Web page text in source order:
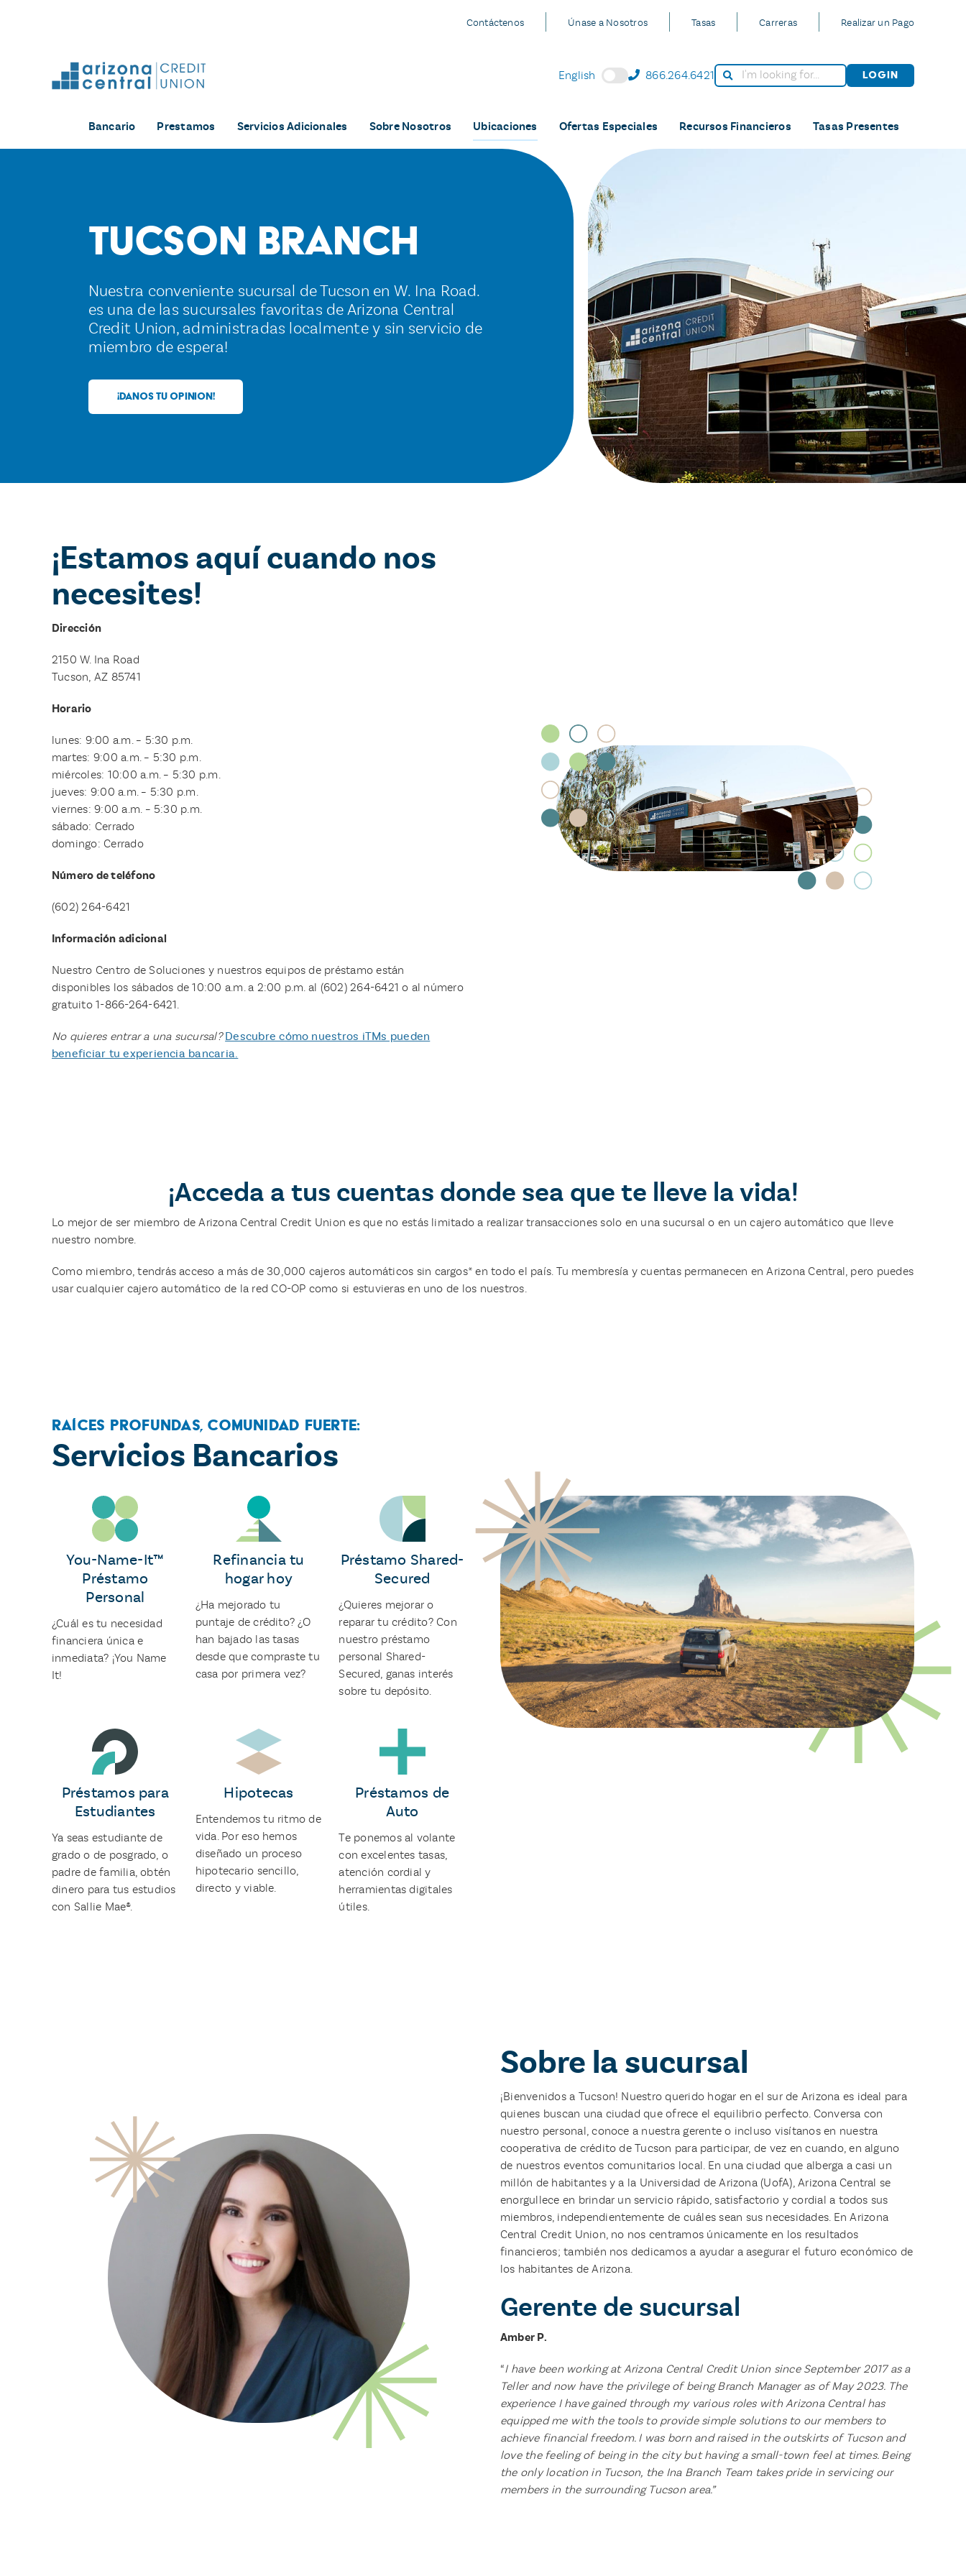
Contáctenos Únase a Nosotros Tasas Carreras Realizar un Pago
English 866.264.6421 Login
Bancario Prestamos Servicios Adicionales Sobre Nosotros Ubicaciones Ofertas Especiales Recursos Financieros Tasas Presentes
Tucson Branch
Nuestra conveniente sucursal de Tucson en W. Ina Road.
es una de las sucursales favoritas de Arizona Central
Credit Union, administradas localmente y sin servicio de
miembro de espera!
¡DANOS TU OPINION!
¡Estamos aquí cuando nos
necesites!
Dirección
2150 W. Ina Road
Tucson, AZ 85741
Horario
lunes: 9:00 a.m. – 5:30 p.m.
martes: 9:00 a.m. – 5:30 p.m.
miércoles: 10:00 a.m. – 5:30 p.m.
jueves: 9:00 a.m. – 5:30 p.m.
viernes: 9:00 a.m. – 5:30 p.m.
sábado: Cerrado
domingo: Cerrado
Número de teléfono
(602) 264-6421
Información adicional
Nuestro Centro de Soluciones y nuestros equipos de préstamo están
disponibles los sábados de 10:00 a.m. a 2:00 p.m. al (602) 264-6421 o al número
gratuito 1-866-264-6421.
No quieres entrar a una sucursal? Descubre cómo nuestros iTMs pueden
beneficiar tu experiencia bancaria.
¡Acceda a tus cuentas donde sea que te lleve la vida!
Lo mejor de ser miembro de Arizona Central Credit Union es que no estás limitado a realizar transacciones solo en una sucursal o en un cajero automático que lleve
nuestro nombre.
Como miembro, tendrás acceso a más de 30,000 cajeros automáticos sin cargos* en todo el país. Tu membresía y cuentas permanecen en Arizona Central, pero puedes
usar cualquier cajero automático de la red CO-OP como si estuvieras en uno de los nuestros.
Raíces Profundas, Comunidad Fuerte:
Servicios Bancarios
You-Name-It™
Préstamo
Personal
¿Cuál es tu necesidad
financiera única e
inmediata? ¡You Name
It!
Refinancia tu
hogar hoy
¿Ha mejorado tu
puntaje de crédito? ¿O
han bajado las tasas
desde que compraste tu
casa por primera vez?
Préstamo Shared-
Secured
¿Quieres mejorar o
reparar tu crédito? Con
nuestro préstamo
personal Shared-
Secured, ganas interés
sobre tu depósito.
Préstamos para
Estudiantes
Ya seas estudiante de
grado o de posgrado, o
padre de familia, obtén
dinero para tus estudios
con Sallie Mae®.
Hipotecas
Entendemos tu ritmo de
vida. Por eso hemos
diseñado un proceso
hipotecario sencillo,
directo y viable.
Préstamos de
Auto
Te ponemos al volante
con excelentes tasas,
atención cordial y
herramientas digitales
útiles.
Sobre la sucursal
¡Bienvenidos a Tucson! Nuestro querido hogar en el sur de Arizona es ideal para
quienes buscan una ciudad que ofrece el equilibrio perfecto. Conversa con
nuestro personal, conoce a nuestra gerente o incluso visítanos en nuestra
cooperativa de crédito de Tucson para participar, de vez en cuando, en alguno
de nuestros eventos comunitarios local. En una ciudad que alberga a casi un
millón de habitantes y a la Universidad de Arizona (UofA), Arizona Central se
enorgullece en brindar un servicio rápido, satisfactorio y cordial a todos sus
miembros, independientemente de cuáles sean sus necesidades. En Arizona
Central Credit Union, no nos centramos únicamente en los resultados
financieros; también nos dedicamos a ayudar a asegurar el futuro económico de
los habitantes de Arizona.
Gerente de sucursal
Amber P.
“I have been working at Arizona Central Credit Union since September 2017 as a
Teller and now have the privilege of being Branch Manager as of May 2023. The
experience I have gained through my various roles with Arizona Central has
equipped me with the tools to provide simple solutions to our members to
achieve financial freedom. I was born and raised in the outskirts of Tucson and
love the feeling of being in the city but having a small-town feel at times. Being
the only location in Tucson, the Ina Branch Team takes pride in servicing our
members in the surrounding Tucson area.”